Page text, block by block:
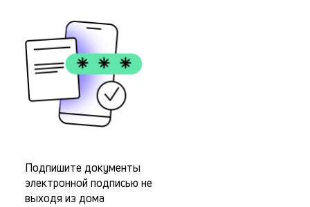
Подпишите документы
электронной подписью не
выходя из дома